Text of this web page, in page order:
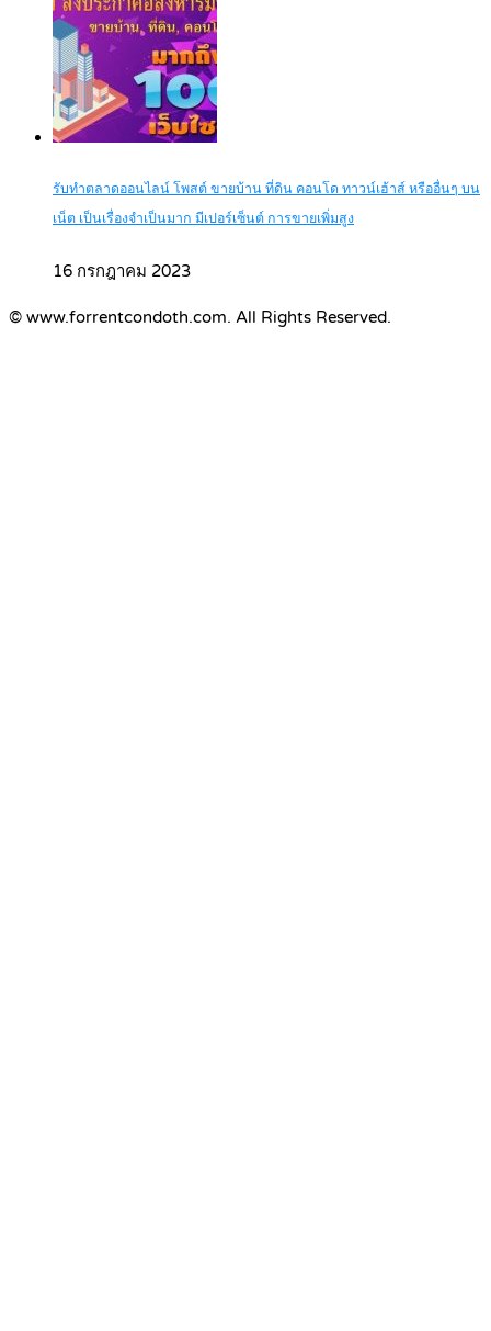
รับทำตลาดออนไลน์ โพสต์ ขายบ้าน ที่ดิน คอนโด ทาวน์เฮ้าส์ หรืออื่นๆ บน
เน็ต เป็นเรื่องจำเป็นมาก มีเปอร์เซ็นต์ การขายเพิ่มสูง
16 กรกฎาคม 2023
© www.forrentcondoth.com. All Rights Reserved.